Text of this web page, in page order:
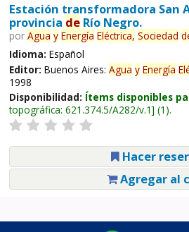
Estación transformadora San
provincia deRío Negro.
por Agua y Energía Eléctrica, Sociedad
Idioma: Español
Editor: Buenos Aires: Agua y Energía
1998
Disponibilidad: Ítems disponibles
topográfica: 621.374.5/A282/v.1 (1).
Hacer
Agregar al